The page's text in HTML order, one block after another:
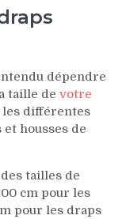
dépendre
taille de votre
les différentes
housses de
tailles de
cm pour les
pour les draps